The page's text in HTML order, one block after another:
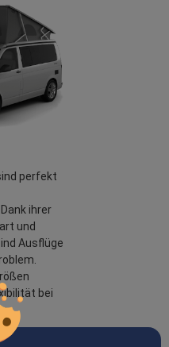
perfekt
ihrer
und
Ausflüge
bei